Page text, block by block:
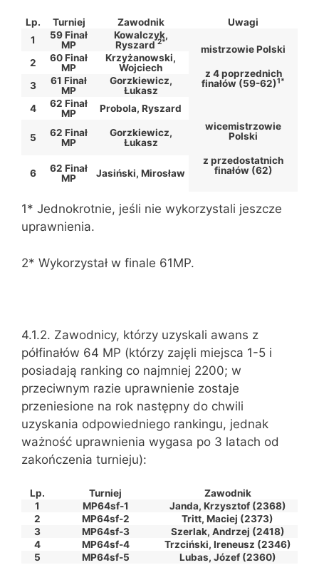
Lp. Turniej Zawodnik
Uwagi
1
59 Finał
MP
Kowalczyk,
Ryszard 2*
mistrzowie Polski
z 4 poprzednich
finałów (59-62)1*
2
60 Finał
MP
Krzyżanowski,
Wojciech
3
61 Finał
MP
Gorzkiewicz,
Łukasz
4
62 Finał
MP
Probola, Ryszard
5
62 Finał
MP
Gorzkiewicz,
Łukasz
wicemistrzowie
Polski
z przedostatnich
finałów (62)
6
62 Finał
MP
Jasiński, Mirosław
1* Jednokrotnie, jeśli nie wykorzystali jeszcze
uprawnienia.
2* Wykorzystał w finale 61MP.
4.1.2. Zawodnicy, którzy uzyskali awans z
półfinałów 64 MP (którzy zajęli miejsca 1-5 i
posiadają ranking co najmniej 2200; w
przeciwnym razie uprawnienie zostaje
przeniesione na rok następny do chwili
uzyskania odpowiedniego rankingu, jednak
ważność uprawnienia wygasa po 3 latach od
zakończenia turnieju):
Lp. Turniej
Zawodnik
1
MP64sf-1
Janda, Krzysztof (2368)
2
MP64sf-2
Tritt, Maciej (2373)
3
MP64sf-3
Szerlak, Andrzej (2418)
4
MP64sf-4
Trzciński, Ireneusz (2346)
5
MP64sf-5 Lubas, Józef (2360)